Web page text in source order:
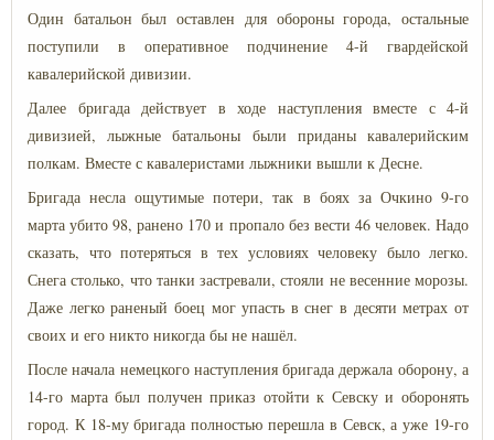
Один батальон был оставлен для обороны города, остальные
поступили в оперативное подчинение 4-й гвардейской
кавалерийской дивизии.
Далее бригада действует в ходе наступления вместе с 4-й
дивизией, лыжные батальоны были приданы кавалерийским
полкам. Вместе с кавалеристами лыжники вышли к Десне.
Бригада несла ощутимые потери, так в боях за Очкино 9-го
марта убито 98, ранено 170 и пропало без вести 46 человек. Надо
сказать, что потеряться в тех условиях человеку было легко.
Снега столько, что танки застревали, стояли не весенние морозы.
Даже легко раненый боец мог упасть в снег в десяти метрах от
своих и его никто никогда бы не нашёл.
После начала немецкого наступления бригада держала оборону, а
14-го марта был получен приказ отойти к Севску и оборонять
город. К 18-му бригада полностью перешла в Севск, а уже 19-го